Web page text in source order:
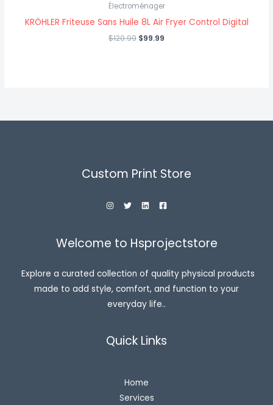
Électroménager
KRÖHLER Friteuse Sans Huile 8L Air Fryer Control Digital
$120.99 $99.99
Custom Print Store
Welcome to Hsprojectstore
Explore a curated collection of quality physical products
made to add style, comfort, and function to your
everyday life..
Quick Links
Home
Services